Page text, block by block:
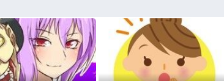
”と言うのがあまり好きじゃない。その事で、彼氏から何
ら着信。「たーくん？（←旦那）パパ（←義父）の誕生
体組成、めちゃくちゃ…